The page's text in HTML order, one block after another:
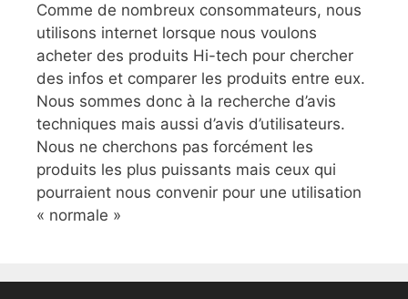
Comme de nombreux consommateurs, nous
utilisons internet lorsque nous voulons
acheter des produits Hi-tech pour chercher
des infos et comparer les produits entre eux.
Nous sommes donc à la recherche d’avis
techniques mais aussi d’avis d’utilisateurs.
Nous ne cherchons pas forcément les
produits les plus puissants mais ceux qui
pourraient nous convenir pour une utilisation
« normale »